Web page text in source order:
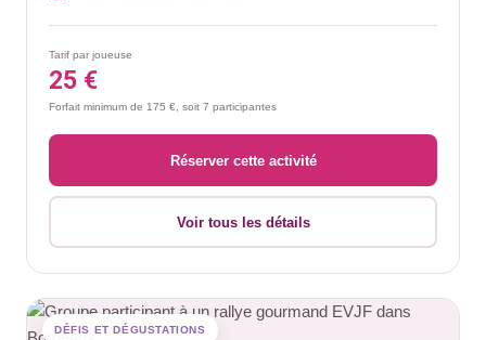
Tarif par joueuse
25 €
Forfait minimum de 175 €, soit 7 participantes
Réserver cette activité
Voir tous les détails
DÉFIS ET DÉGUSTATIONS